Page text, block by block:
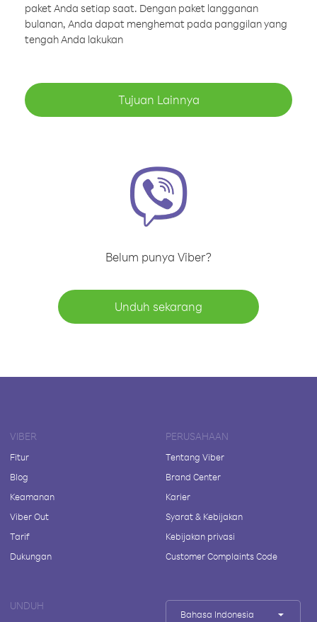
paket Anda setiap saat. Dengan paket langganan
bulanan, Anda dapat menghemat pada panggilan yang
tengah Anda lakukan
Tujuan Lainnya
Belum punya Viber?
Unduh sekarang
VIBER
Fitur
Blog
Keamanan
Viber Out
Tarif
Dukungan
PERUSAHAAN
Tentang Viber
Brand Center
Karier
Syarat & Kebijakan
Kebijakan privasi
Customer Complaints Code
UNDUH
Bahasa Indonesia